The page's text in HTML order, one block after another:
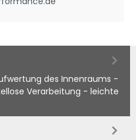
des Innenraums -
Verarbeitung - leichte